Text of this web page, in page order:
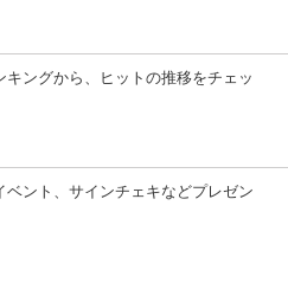
キングから、ヒットの推移をチェッ
ベント、サインチェキなどプレゼン